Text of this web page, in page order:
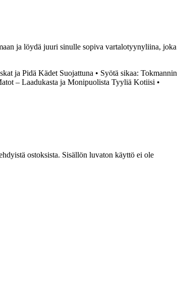
ja löydä juuri sinulle sopiva vartalotyynyliina, joka
ja Pidä Kädet Suojattuna • Syötä sikaa: Tokmannin
– Laadukasta ja Monipuolista Tyyliä Kotiisi •
ostoksista. Sisällön luvaton käyttö ei ole